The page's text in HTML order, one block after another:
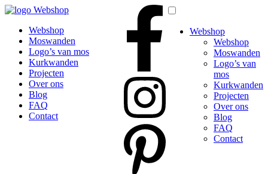
Webshop
Webshop
Moswanden
Logo’s van mos
Kurkwanden
Projecten
Over ons
Blog
FAQ
Contact
Webshop
Webshop
Moswanden
Logo’s van
mos
Kurkwanden
Projecten
Over ons
Blog
FAQ
Contact